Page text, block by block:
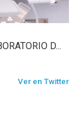
D...
Ver en Twitter